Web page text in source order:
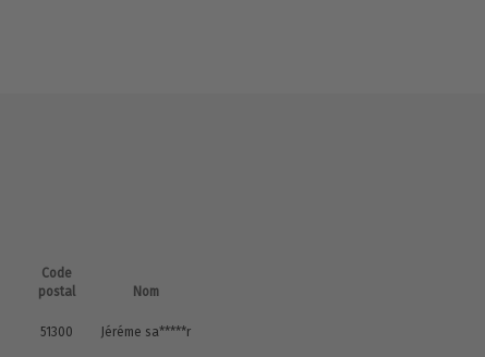
Code
postal
Nom
51300 Jéréme sa*****r